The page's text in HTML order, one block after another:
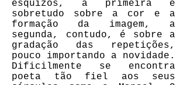
esquizos, a primeira é
sobretudo sobre a cor e a
formação da imagem, a
segunda, contudo, é sobre a
gradação das repetições,
pouco importando a novidade.
Dificilmente se encontra
poeta tão fiel aos seus